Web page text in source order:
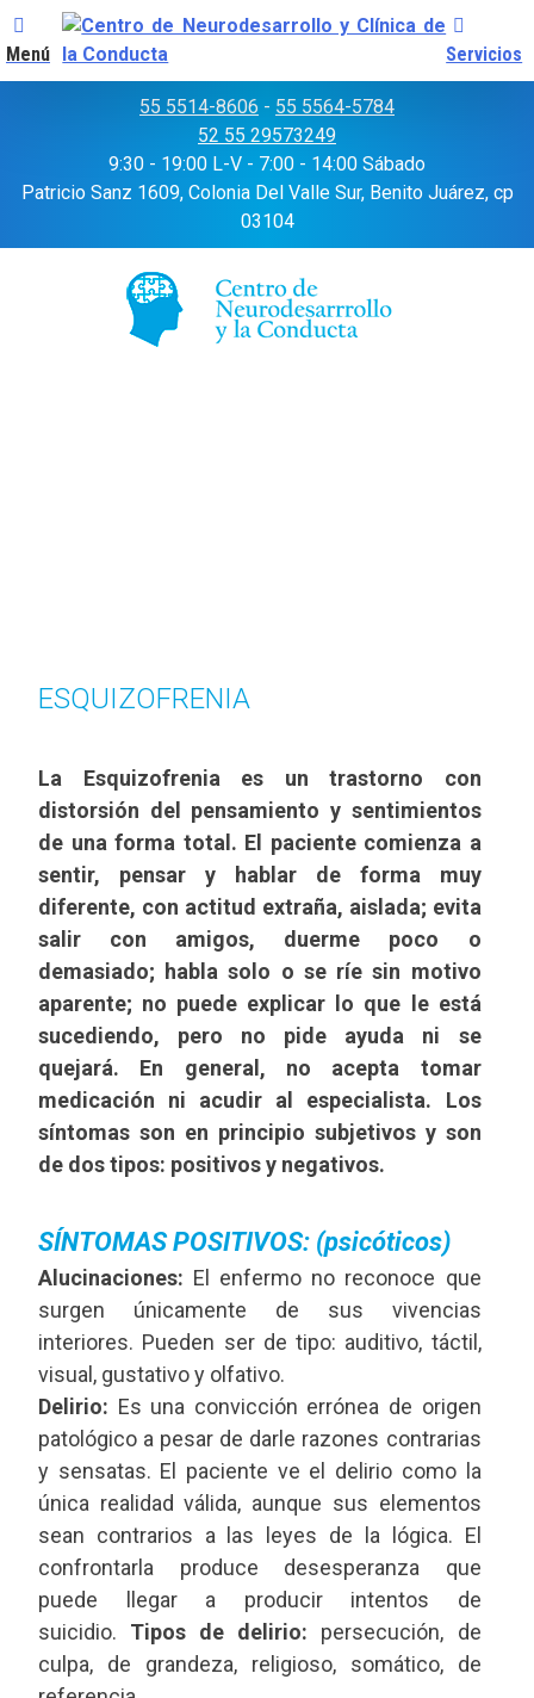
55 5514-8606 - 55 5564-5784
52 55 29573249
9:30 - 19:00 L-V - 7:00 - 14:00 Sábado
Patricio Sanz 1609, Colonia Del Valle Sur, Benito Juárez, cp
03104
ESQUIZOFRENIA
La Esquizofrenia es un trastorno con
distorsión del pensamiento y sentimientos
de una forma total. El paciente comienza a
sentir, pensar y hablar de forma muy
diferente, con actitud extraña, aislada; evita
salir con amigos, duerme poco o
demasiado; habla solo o se ríe sin motivo
aparente; no puede explicar lo que le está
sucediendo, pero no pide ayuda ni se
quejará. En general, no acepta tomar
medicación ni acudir al especialista. Los
síntomas son en principio subjetivos y son
de dos tipos: positivos y negativos.
SÍNTOMAS POSITIVOS: (psicóticos)
Alucinaciones: El enfermo no reconoce que
surgen únicamente de sus vivencias
interiores. Pueden ser de tipo: auditivo, táctil,
visual, gustativo y olfativo.
Delirio: Es una convicción errónea de origen
patológico a pesar de darle razones contrarias
y sensatas. El paciente ve el delirio como la
única realidad válida, aunque sus elementos
sean contrarios a las leyes de la lógica. El
confrontarla produce desesperanza que
puede llegar a producir intentos de
suicidio. Tipos de delirio: persecución, de
culpa, de grandeza, religioso, somático, de
Menú Servicios